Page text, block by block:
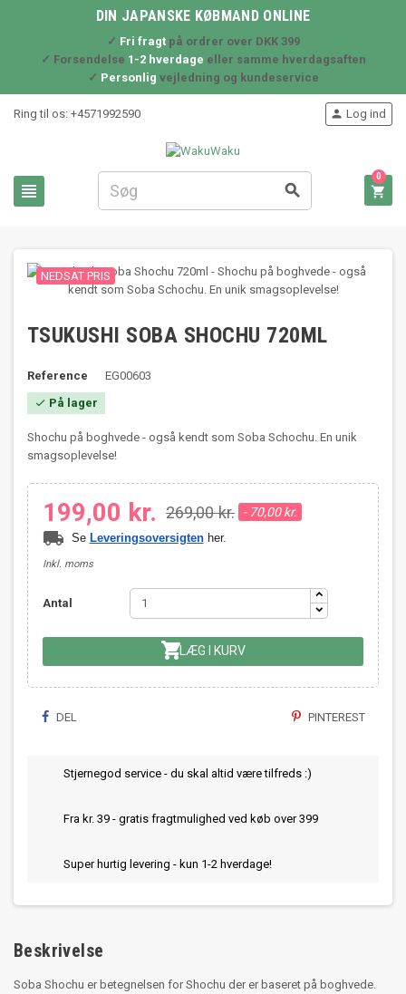
DIN JAPANSKE KØBMAND ONLINE
✓ Fri fragtpå ordrer over DKK 399
✓ Forsendelse 1-2 hverdage eller samme hverdagsaften
✓ Personlig vejledning og kundeservice
Ring til os: +4571992590
 
 Log ind

0
NEDSAT PRIS
TSUKUSHI SOBA SHOCHU 720ML
Reference EG00603
 På lager
Shochu på boghvede - også kendt som Soba Schochu. En unik
smagsoplevelse!
199,00 kr. 269,00 kr. - 70,00 kr.
local_shipping Se Leveringsoversigtenher.
Inkl. moms
Antal
LÆG I KURV
DEL PINTEREST
Stjernegod service - du skal altid være tilfreds :)
Fra kr. 39 - gratis fragtmulighed ved køb over 399
Super hurtig levering - kun 1-2 hverdage!
Beskrivelse
Soba Shochu er betegnelsen for Shochu der er baseret på boghvede.